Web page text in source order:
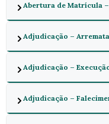
Abertura de Matrícula
Adjudicação –
Adjudicação –
Adjudicação –